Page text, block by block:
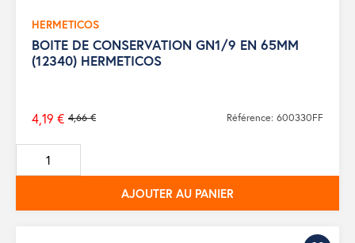
HERMETICOS
BOITE DE CONSERVATION GN1/9 EN 65MM
(12340) HERMETICOS
Prix
de
base
4,66 €
4,19 € Référence: 600330FF
AJOUTER AU PANIER